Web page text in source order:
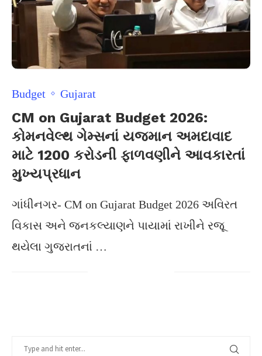
Budget Gujarat
CM on Gujarat Budget 2026:
કોમનવેલ્થ ગેમ્સનાં યજમાન અમદાવાદ
માટે 1200 કરોડની ફાળવણીને આવકારતાં
મુખ્યપ્રધાન
ગાંધીનગર- CM on Gujarat Budget 2026 અવિરત
વિકાસ અને જનકલ્યાણને પાયામાં રાખીને રજૂ
થયેલા ગુજરાતનાં …